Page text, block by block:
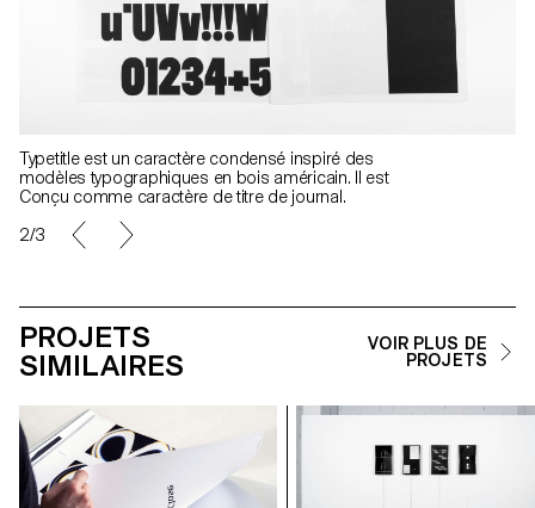
Typetitle est un caractère condensé inspiré des
modèles typographiques en bois américain. Il est
Conçu comme caractère de titre de journal.
2/3
PROJETS
SIMILAIRES
VOIR PLUS DE
PROJETS